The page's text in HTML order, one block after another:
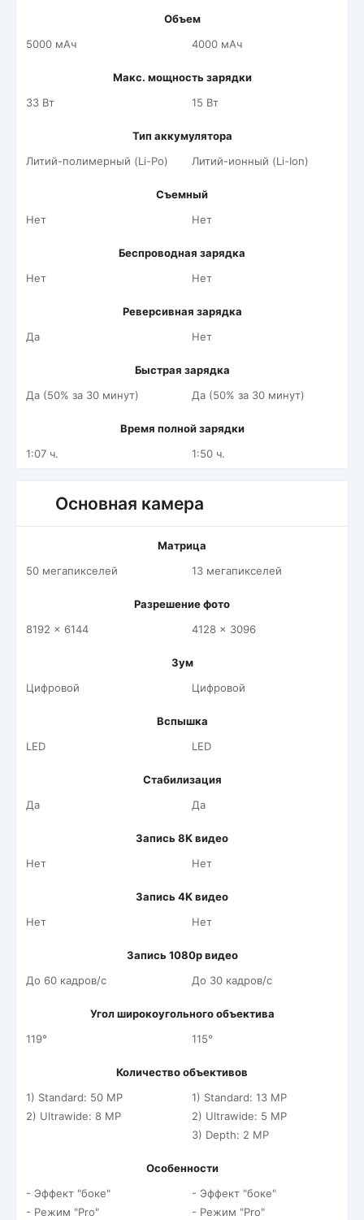
Объем
5000 мАч
4000 мАч
Макс. мощность зарядки
33 Вт
15 Вт
Тип аккумулятора
Литий-полимерный (Li-Po)
Литий-ионный (Li-Ion)
Съемный
Нет
Нет
Беспроводная зарядка
Нет
Нет
Реверсивная зарядка
Да
Нет
Быстрая зарядка
Да (50% за 30 минут)
Да (50% за 30 минут)
Время полной зарядки
1:07 ч.
1:50 ч.
Основная камера
Матрица
50 мегапикселей
13 мегапикселей
Разрешение фото
8192 x 6144
4128 x 3096
Зум
Цифровой
Цифровой
Вспышка
LED
LED
Стабилизация
Да
Да
Запись 8K видео
Нет
Нет
Запись 4K видео
Нет
Нет
Запись 1080p видео
До 60 кадров/c
До 30 кадров/c
Угол широкоугольного объектива
119°
115°
Количество объективов
1) Standard: 50 MP
2) Ultrawide: 8 MP
1) Standard: 13 MP
2) Ultrawide: 5 MP
3) Depth: 2 MP
Особенности
- Эффект "боке"
- Режим "Pro"
- Эффект "боке"
- Режим "Pro"